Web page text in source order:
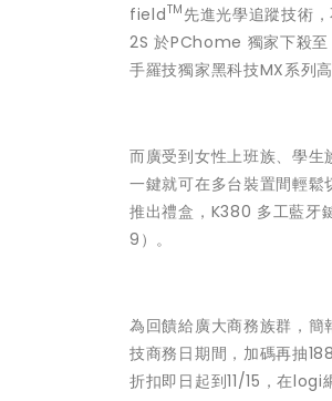
fieldTM 先進光學追蹤技術
2S 於PChome 獨家下殺
手羅技獨家黑科技MX系列
而廣受到女性上班族、學
一鍵就可在多台裝置間輕
推出禮盒，K380 多工藍牙
9）。
為回饋給廣大商務族群，
技商務日期間，加碼再抽
折扣即日起到11/15，在